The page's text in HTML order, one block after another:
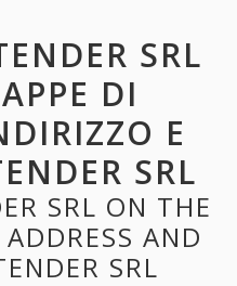
SRL
DI
E
SRL
SRL ON THE
AND
SRL